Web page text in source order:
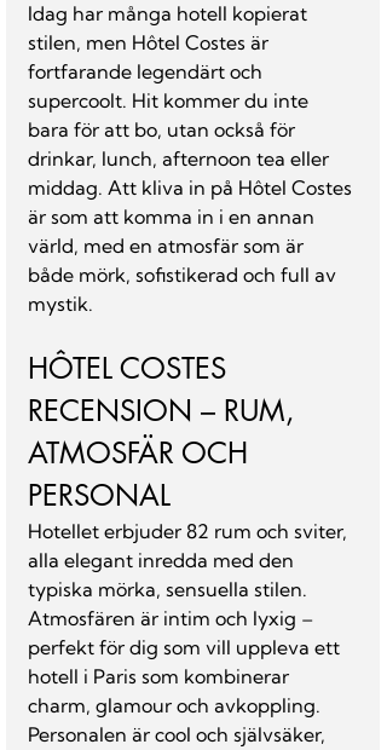
Idag har många hotell kopierat
stilen, men Hôtel Costes är
fortfarande legendärt och
supercoolt. Hit kommer du inte
bara för att bo, utan också för
drinkar, lunch, afternoon tea eller
middag. Att kliva in på Hôtel Costes
är som att komma in i en annan
värld, med en atmosfär som är
både mörk, sofistikerad och full av
mystik.
HÔTEL COSTES
RECENSION – RUM,
ATMOSFÄR OCH
PERSONAL
Hotellet erbjuder 82 rum och sviter,
alla elegant inredda med den
typiska mörka, sensuella stilen.
Atmosfären är intim och lyxig –
perfekt för dig som vill uppleva ett
hotell i Paris som kombinerar
charm, glamour och avkoppling.
Personalen är cool och självsäker,